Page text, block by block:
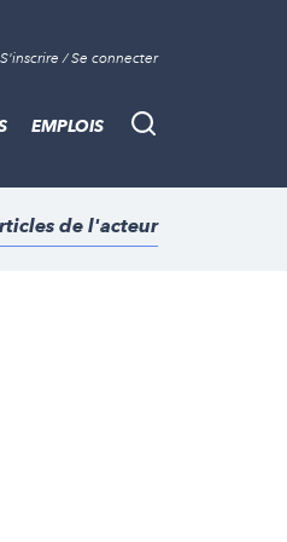
S'inscrire / Se connecter
Recherche
EMPLOIS
de l'acteur